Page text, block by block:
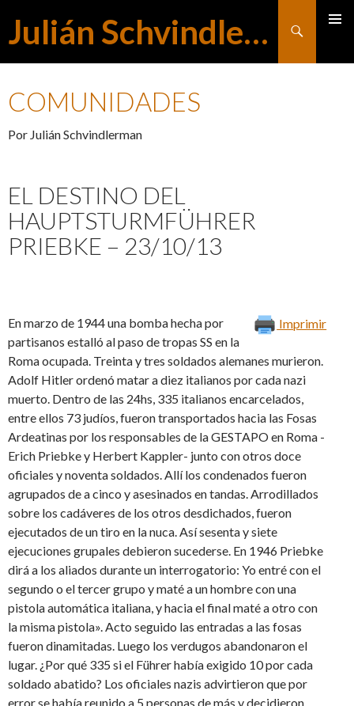
Julián Schvindlerman
Buscar
COMUNIDADES
Por Julián Schvindlerman
EL DESTINO DEL
HAUPTSTURMFÜHRER
PRIEBKE – 23/10/13
Imprimir
En marzo de 1944 una bomba hecha por
partisanos estalló al paso de tropas SS en la
Roma ocupada. Treinta y tres soldados alemanes murieron.
Adolf Hitler ordenó matar a diez italianos por cada nazi
muerto. Dentro de las 24hs, 335 italianos encarcelados,
entre ellos 73 judíos, fueron transportados hacia las Fosas
Ardeatinas por los responsables de la GESTAPO en Roma -
Erich Priebke y Herbert Kappler- junto con otros doce
oficiales y noventa soldados. Allí los condenados fueron
agrupados de a cinco y asesinados en tandas. Arrodillados
sobre los cadáveres de los otros desdichados, fueron
ejecutados de un tiro en la nuca. Así sesenta y siete
ejecuciones grupales debieron sucederse. En 1946 Priebke
dirá a los aliados durante un interrogatorio: Yo entré con el
segundo o el tercer grupo y maté a un hombre con una
pistola automática italiana, y hacia el final maté a otro con
la misma pistola». Acto seguido las entradas a las fosas
fueron dinamitadas. Luego los verdugos abandonaron el
lugar. ¿Por qué 335 si el Führer había exigido 10 por cada
soldado abatido? Los oficiales nazis advirtieron que por
error se había reunido a 5 personas de más y decidieron